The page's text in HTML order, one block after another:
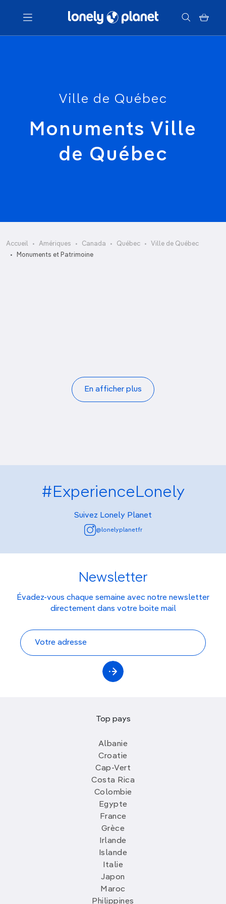
Menu
Ville de Québec
Monuments Ville
de Québec
Accueil Amériques Canada Québec
Ville de Québec
Monuments et Patrimoine
En afficher plus
#ExperienceLonely
Suivez Lonely Planet
@lonelyplanetfr
Newsletter
Évadez-vous chaque semaine avec notre newsletter
directement dans votre boite mail
Top pays
Albanie
Croatie
Cap-Vert
Costa Rica
Colombie
Egypte
France
Grèce
Irlande
Islande
Italie
Japon
Maroc
Philippines